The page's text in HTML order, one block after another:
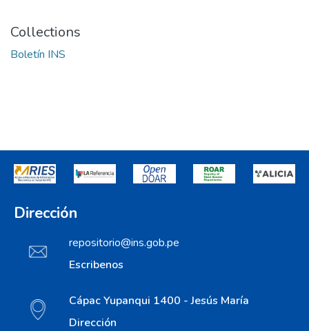
Collections
Boletín INS
Dirección
repositorio@ins.gob.pe
Escribenos
Cápac Yupanqui 1400 - Jesús María
Dirección